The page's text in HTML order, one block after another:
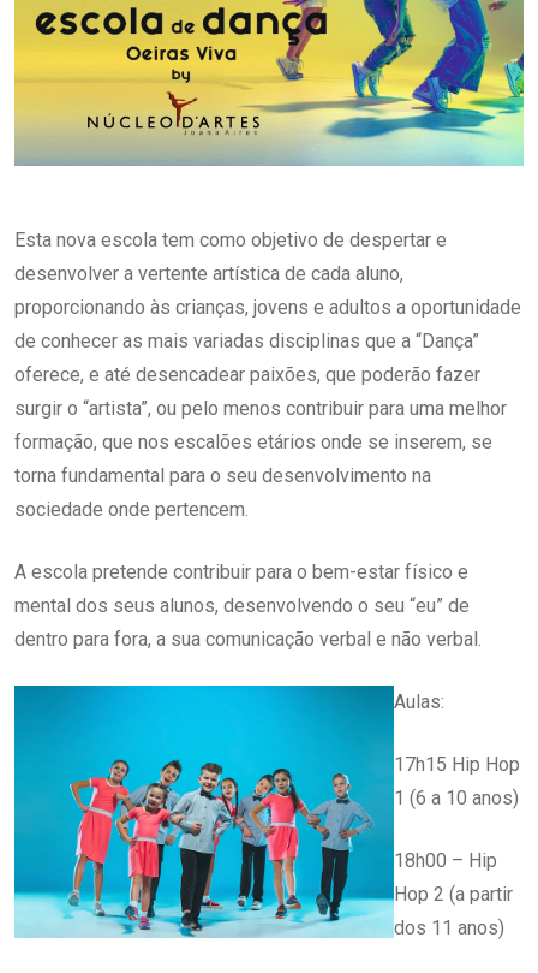
Esta nova escola tem como objetivo de despertar e
desenvolver a vertente artística de cada aluno,
proporcionando às crianças, jovens e adultos a oportunidade
de conhecer as mais variadas disciplinas que a “Dança”
oferece, e até desencadear paixões, que poderão fazer
surgir o “artista”, ou pelo menos contribuir para uma melhor
formação, que nos escalões etários onde se inserem, se
torna fundamental para o seu desenvolvimento na
sociedade onde pertencem.
A escola pretende contribuir para o bem-estar físico e
mental dos seus alunos, desenvolvendo o seu “eu” de
dentro para fora, a sua comunicação verbal e não verbal.
Aulas:
17h15 Hip Hop
1 (6 a 10 anos)
18h00 – Hip
Hop 2 (a partir
dos 11 anos)